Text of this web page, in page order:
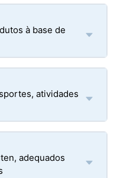
à base de
atividades
adequados